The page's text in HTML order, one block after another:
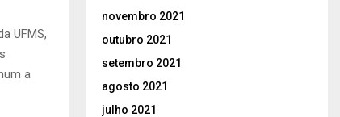
UFMS,
a
novembro 2021
outubro 2021
setembro 2021
agosto 2021
julho 2021